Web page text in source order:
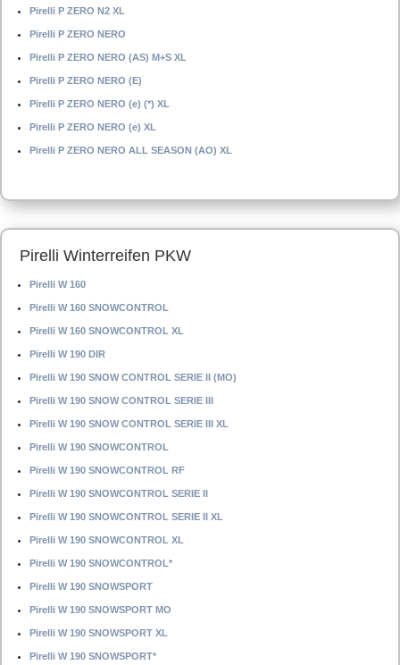
Pirelli P ZERO N2 XL
Pirelli P ZERO NERO
Pirelli P ZERO NERO (AS) M+S XL
Pirelli P ZERO NERO (E)
Pirelli P ZERO NERO (e) (*) XL
Pirelli P ZERO NERO (e) XL
Pirelli P ZERO NERO ALL SEASON (AO) XL
Pirelli Winterreifen PKW
Pirelli W 160
Pirelli W 160 SNOWCONTROL
Pirelli W 160 SNOWCONTROL XL
Pirelli W 190 DIR
Pirelli W 190 SNOW CONTROL SERIE II (MO)
Pirelli W 190 SNOW CONTROL SERIE III
Pirelli W 190 SNOW CONTROL SERIE III XL
Pirelli W 190 SNOWCONTROL
Pirelli W 190 SNOWCONTROL RF
Pirelli W 190 SNOWCONTROL SERIE II
Pirelli W 190 SNOWCONTROL SERIE II XL
Pirelli W 190 SNOWCONTROL XL
Pirelli W 190 SNOWCONTROL*
Pirelli W 190 SNOWSPORT
Pirelli W 190 SNOWSPORT MO
Pirelli W 190 SNOWSPORT XL
Pirelli W 190 SNOWSPORT*